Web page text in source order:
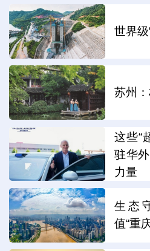
世界级
苏州
这些“
驻华
力量
生态
值“重